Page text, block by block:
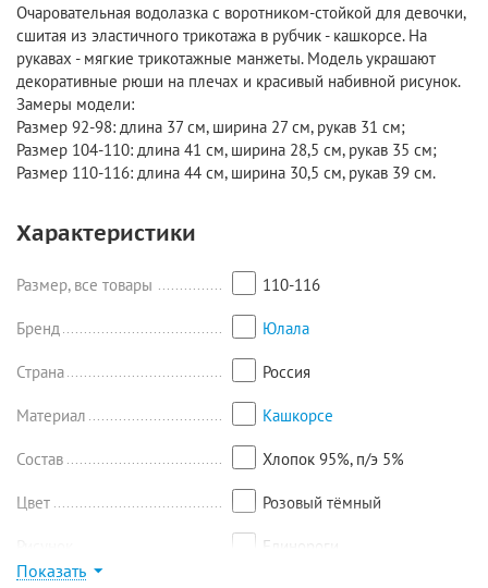
Очаровательная водолазка с воротником-стойкой для девочки,
сшитая из эластичного трикотажа в рубчик - кашкорсе. На
рукавах - мягкие трикотажные манжеты. Модель украшают
декоративные рюши на плечах и красивый набивной рисунок.
Замеры модели:
Размер 92-98: длина 37 см, ширина 27 см, рукав 31 см;
Размер 104-110: длина 41 см, ширина 28,5 см, рукав 35 см;
Размер 110-116: длина 44 см, ширина 30,5 см, рукав 39 см.
Характеристики
Размер, все товары 110-116
Бренд Юлала
Страна Россия
Материал Кашкорсе
Состав Хлопок 95%, п/э 5%
Цвет Розовый тёмный
Единороги
Показать